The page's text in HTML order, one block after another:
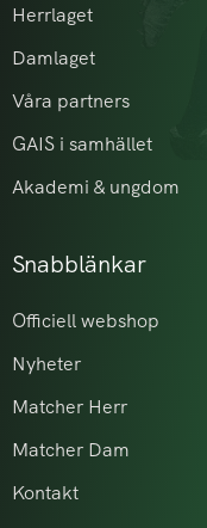
Herrlaget
Damlaget
Våra partners
GAIS i samhället
Akademi & ungdom
Snabblänkar
Officiell webshop
Nyheter
Matcher Herr
Matcher Dam
Kontakt